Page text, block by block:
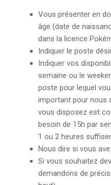
Vous présenter en
âge (date de
dans la licence
Indiquer le poste
Indiquer vos
semaine ou le
poste pour lequel
important pour nous
vous disposez est
besoin de 15h par
1 ou 2 heures
Nous dire si vous
Si vous souhaitez
demandons de